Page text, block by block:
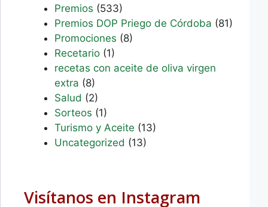
Premios (533)
Premios DOP Priego de Córdoba (81)
Promociones (8)
Recetario (1)
recetas con aceite de oliva virgen
extra (8)
Salud (2)
Sorteos (1)
Turismo y Aceite (13)
Uncategorized (13)
Visítanos en Instagram